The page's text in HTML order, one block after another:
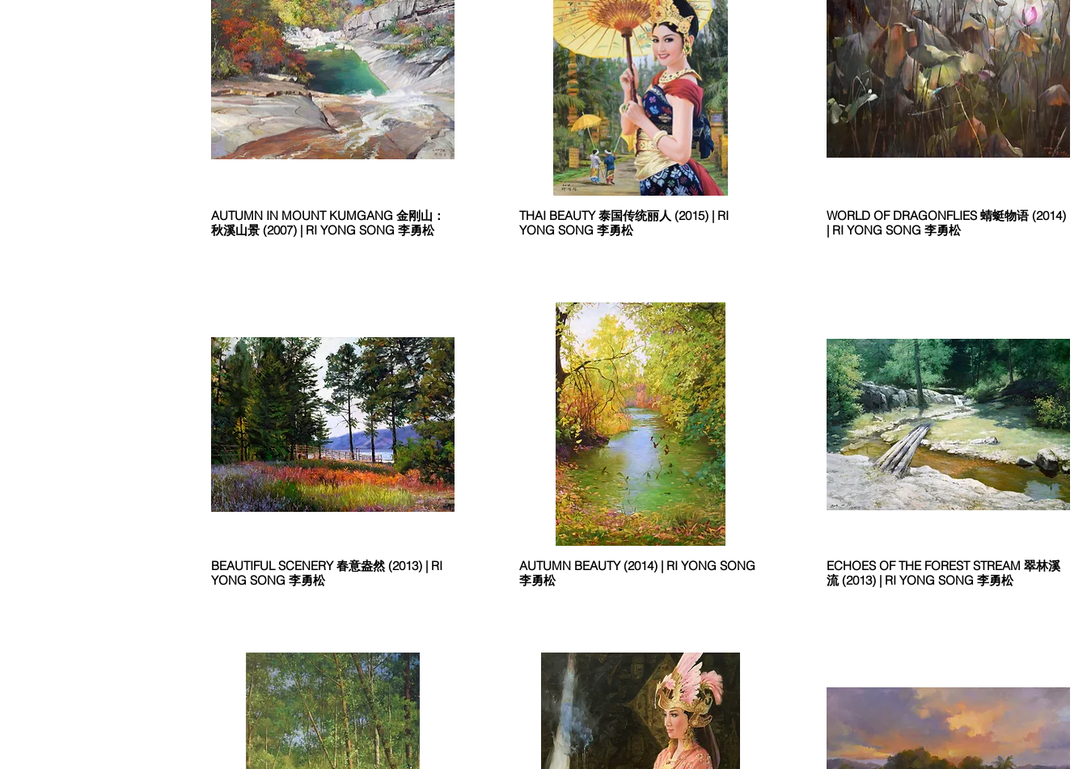
AUTUMN IN MOUNT KUMGANG 金刚山：
秋溪山景 (2007) | RI YONG SONG 李勇松
THAI BEAUTY 泰国传统丽人 (2015) | RI
YONG SONG 李勇松
WORLD OF DRAGONFLIES 蜻蜓物语 (2014)
| RI YONG SONG 李勇松
BEAUTIFUL SCENERY 春意盎然 (2013) | RI
YONG SONG 李勇松
AUTUMN BEAUTY (2014) | RI YONG SONG
李勇松
ECHOES OF THE FOREST STREAM 翠林溪
流 (2013) | RI YONG SONG 李勇松